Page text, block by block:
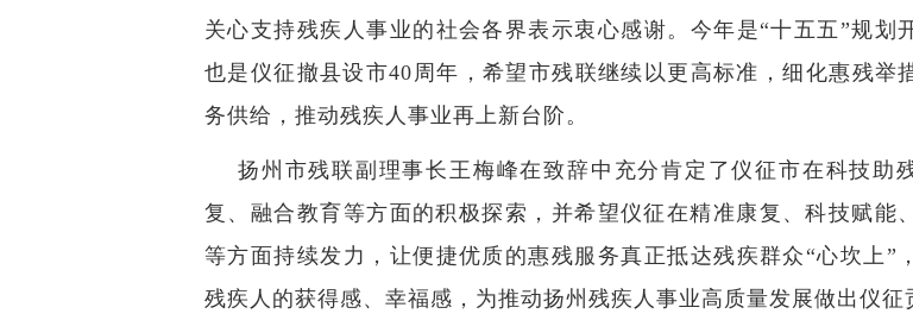
关心支持残疾人事业的社会各界表示衷心感谢。今年是“十五五”规划
也是仪征撤县设市40周年，希望市残联继续以更高标准，细化惠残举
务供给，推动残疾人事业再上新台阶。
扬州市残联副理事长王梅峰在致辞中充分肯定了仪征市在科技助
复、融合教育等方面的积极探索，并希望仪征在精准康复、科技赋能
等方面持续发力，让便捷优质的惠残服务真正抵达残疾群众 “心坎上”
残疾人的获得感、幸福感，为推动扬州残疾人事业高质量发展做出仪征